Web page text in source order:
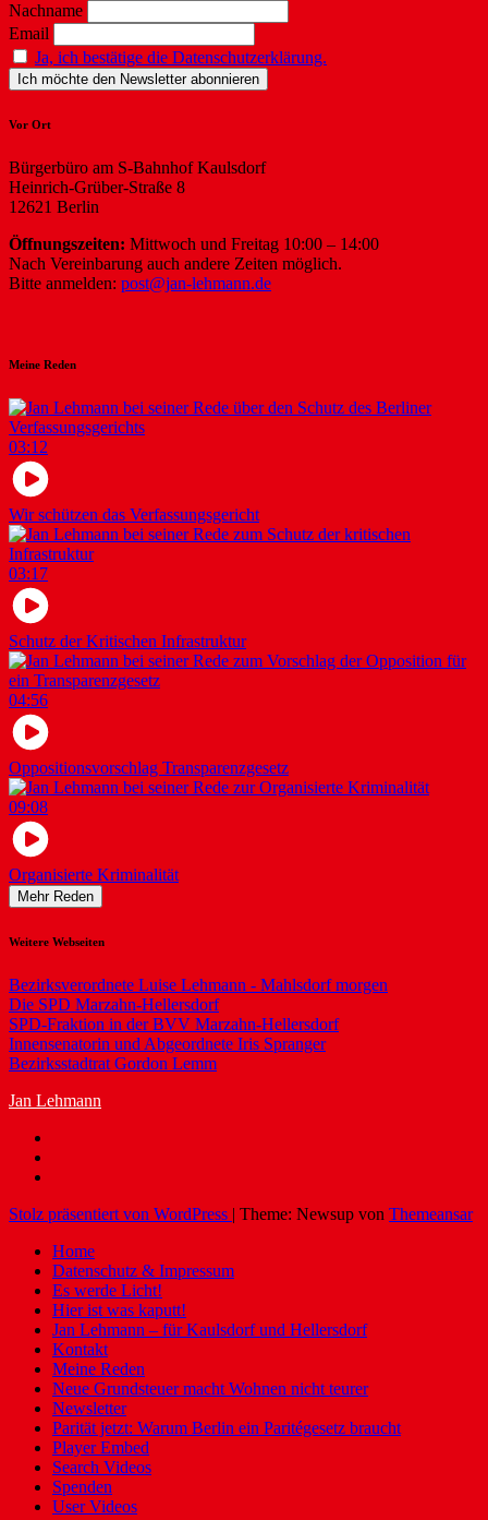
Nachname
Email
Ja, ich bestätige die Datenschutzerklärung.
Vor Ort
Bürgerbüro am S-Bahnhof Kaulsdorf
Heinrich-Grüber-Straße 8
12621 Berlin
Öffnungszeiten: Mittwoch und Freitag 10:00 – 14:00
Nach Vereinbarung auch andere Zeiten möglich.
Bitte anmelden: post@jan-lehmann.de
Meine Reden
03:12
Wir schützen das Verfassungsgericht
03:17
Schutz der Kritischen Infrastruktur
04:56
Oppositionsvorschlag Transparenzgesetz
09:08
Organisierte Kriminalität
Mehr Reden
Weitere Webseiten
Bezirksverordnete Luise Lehmann - Mahlsdorf morgen
Die SPD Marzahn-Hellersdorf
SPD-Fraktion in der BVV Marzahn-Hellersdorf
Innensenatorin und Abgeordnete Iris Spranger
Bezirksstadtrat Gordon Lemm
Jan Lehmann
Stolz präsentiert von WordPress | Theme: Newsup von Themeansar
Home
Datenschutz & Impressum
Es werde Licht!
Hier ist was kaputt!
Jan Lehmann – für Kaulsdorf und Hellersdorf
Kontakt
Meine Reden
Neue Grundsteuer macht Wohnen nicht teurer
Newsletter
Parität jetzt: Warum Berlin ein Paritégesetz braucht
Player Embed
Search Videos
Spenden
User Videos